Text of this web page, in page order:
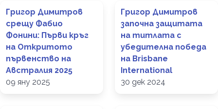
Григор Димитров
срещу Фабио
Фонини: Първи кръг
на Откритото
първенство на
Австралия 2025
09 яну 2025
Григор Димитров
започна защитата
на титлата с
убедителна победа
на Brisbane
International
30 дек 2024